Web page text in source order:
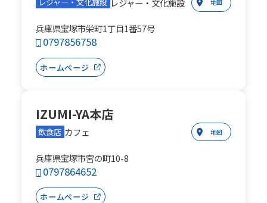
地図
兵庫県宝塚市栄町1丁目1番57号
0797856758
ホームページ
IZUMI-YA本店
飲食店 カフェ 地図
兵庫県宝塚市宮の町10-8
0797864652
ホームページ